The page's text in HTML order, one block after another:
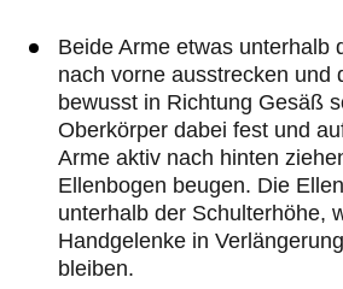
Beide Arme etwas unterhalb
nach vorne ausstrecken und
bewusst in Richtung Gesäß
Oberkörper dabei fest und
Arme aktiv nach hinten
Ellenbogen beugen. Die
unterhalb der Schulterhöhe,
Handgelenke in
bleiben.